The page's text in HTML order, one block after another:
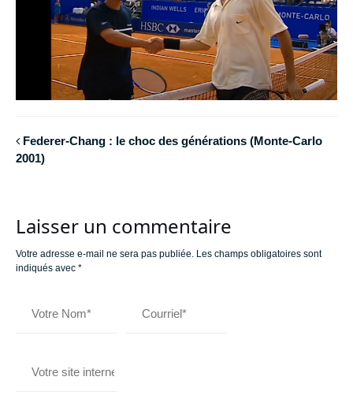
Federer-Chang : le choc des générations (Monte-Carlo
2001)
Laisser un commentaire
Votre adresse e-mail ne sera pas publiée. Les champs obligatoires sont
indiqués avec *